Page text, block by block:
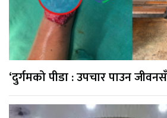
‘दुर्गमको पीडा : उपचार पाउन